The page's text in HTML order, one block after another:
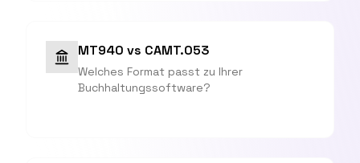
MT940 vs CAMT.053
Welches Format passt zu Ihrer
Buchhaltungssoftware?